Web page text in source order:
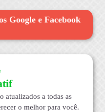
Google e Facebook
atualizados a todas as
o melhor para você.